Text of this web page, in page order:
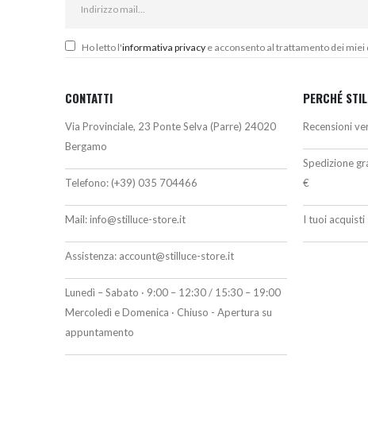
Ho letto l'informativa privacy e acconsento al trattamento dei
CONTATTI
Via Provinciale, 23 Ponte Selva (Parre) 24020
Bergamo
Telefono: (+39) 035 704466
Mail:info@stilluce-store.it
Assistenza: account@stilluce-store.it
Lunedì – Sabato · 9:00 – 12:30 / 15:30 – 19:00
Mercoledì e Domenica · Chiuso - Apertura su
appuntamento
PERCHÉ
Recensioni
Spedizione
€
I tuoi